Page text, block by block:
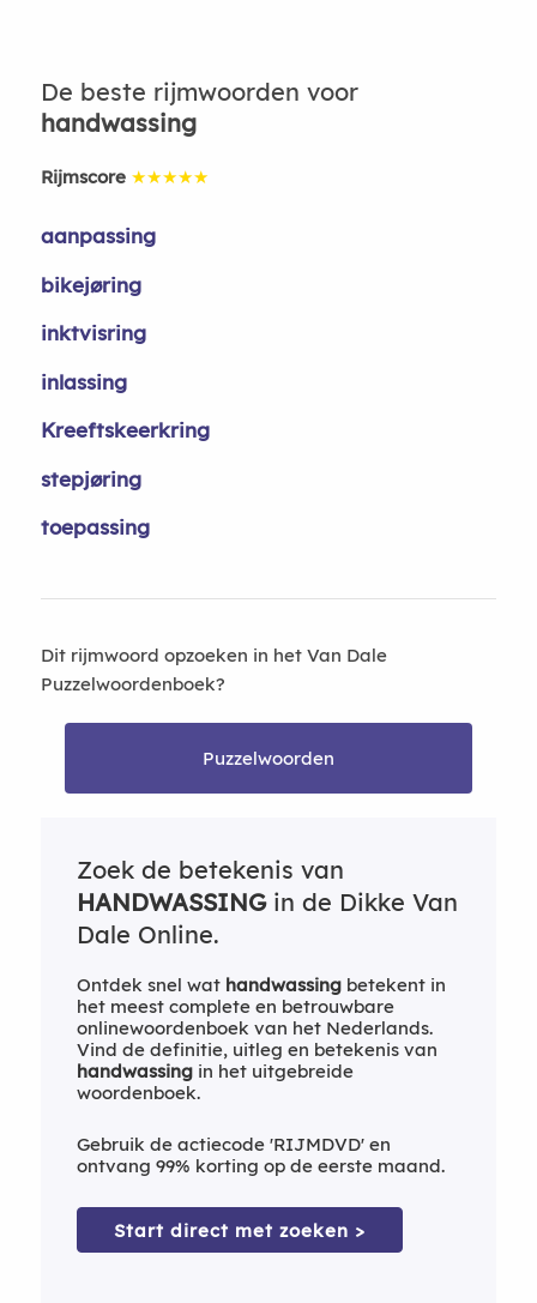
De beste rijmwoorden voor
handwassing
Rijmscore ★★★★★
aanpassing
bikejøring
inktvisring
inlassing
Kreeftskeerkring
stepjøring
toepassing
Dit rijmwoord opzoeken in het Van Dale
Puzzelwoordenboek?
Puzzelwoorden
Zoek de betekenis van
HANDWASSINGin de Dikke Van
Dale Online.
Ontdek snel wat handwassingbetekent in
het meest complete en betrouwbare
onlinewoordenboek van het Nederlands.
Vind de definitie, uitleg en betekenis van
handwassingin het uitgebreide
woordenboek.
Gebruik de actiecode 'RIJMDVD' en
ontvang 99% korting op de eerste maand.
Start direct met zoeken >